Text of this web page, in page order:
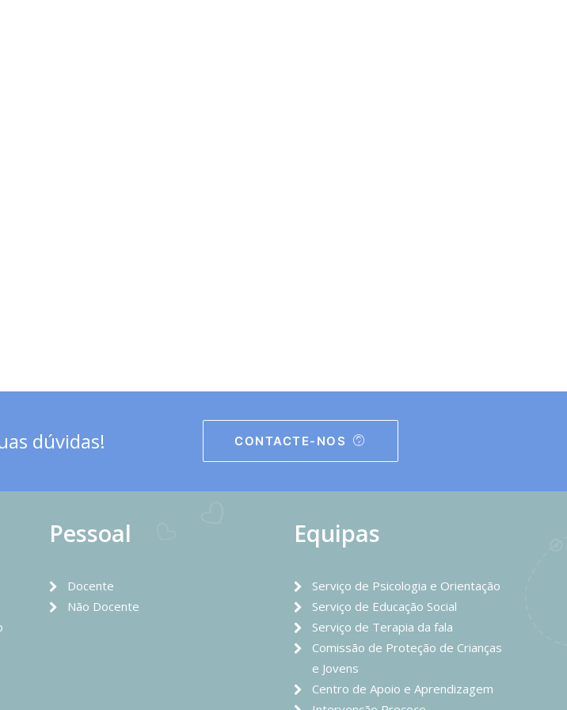
dúvidas! CONTACTE-NOS
Pessoal
Docente
Não Docente
Equipas
Serviço de Psicologia e Orientação
Serviço de Educação Social
Serviço de Terapia da fala
Comissão de Proteção de Crianças
e Jovens
Centro de Apoio e Aprendizagem